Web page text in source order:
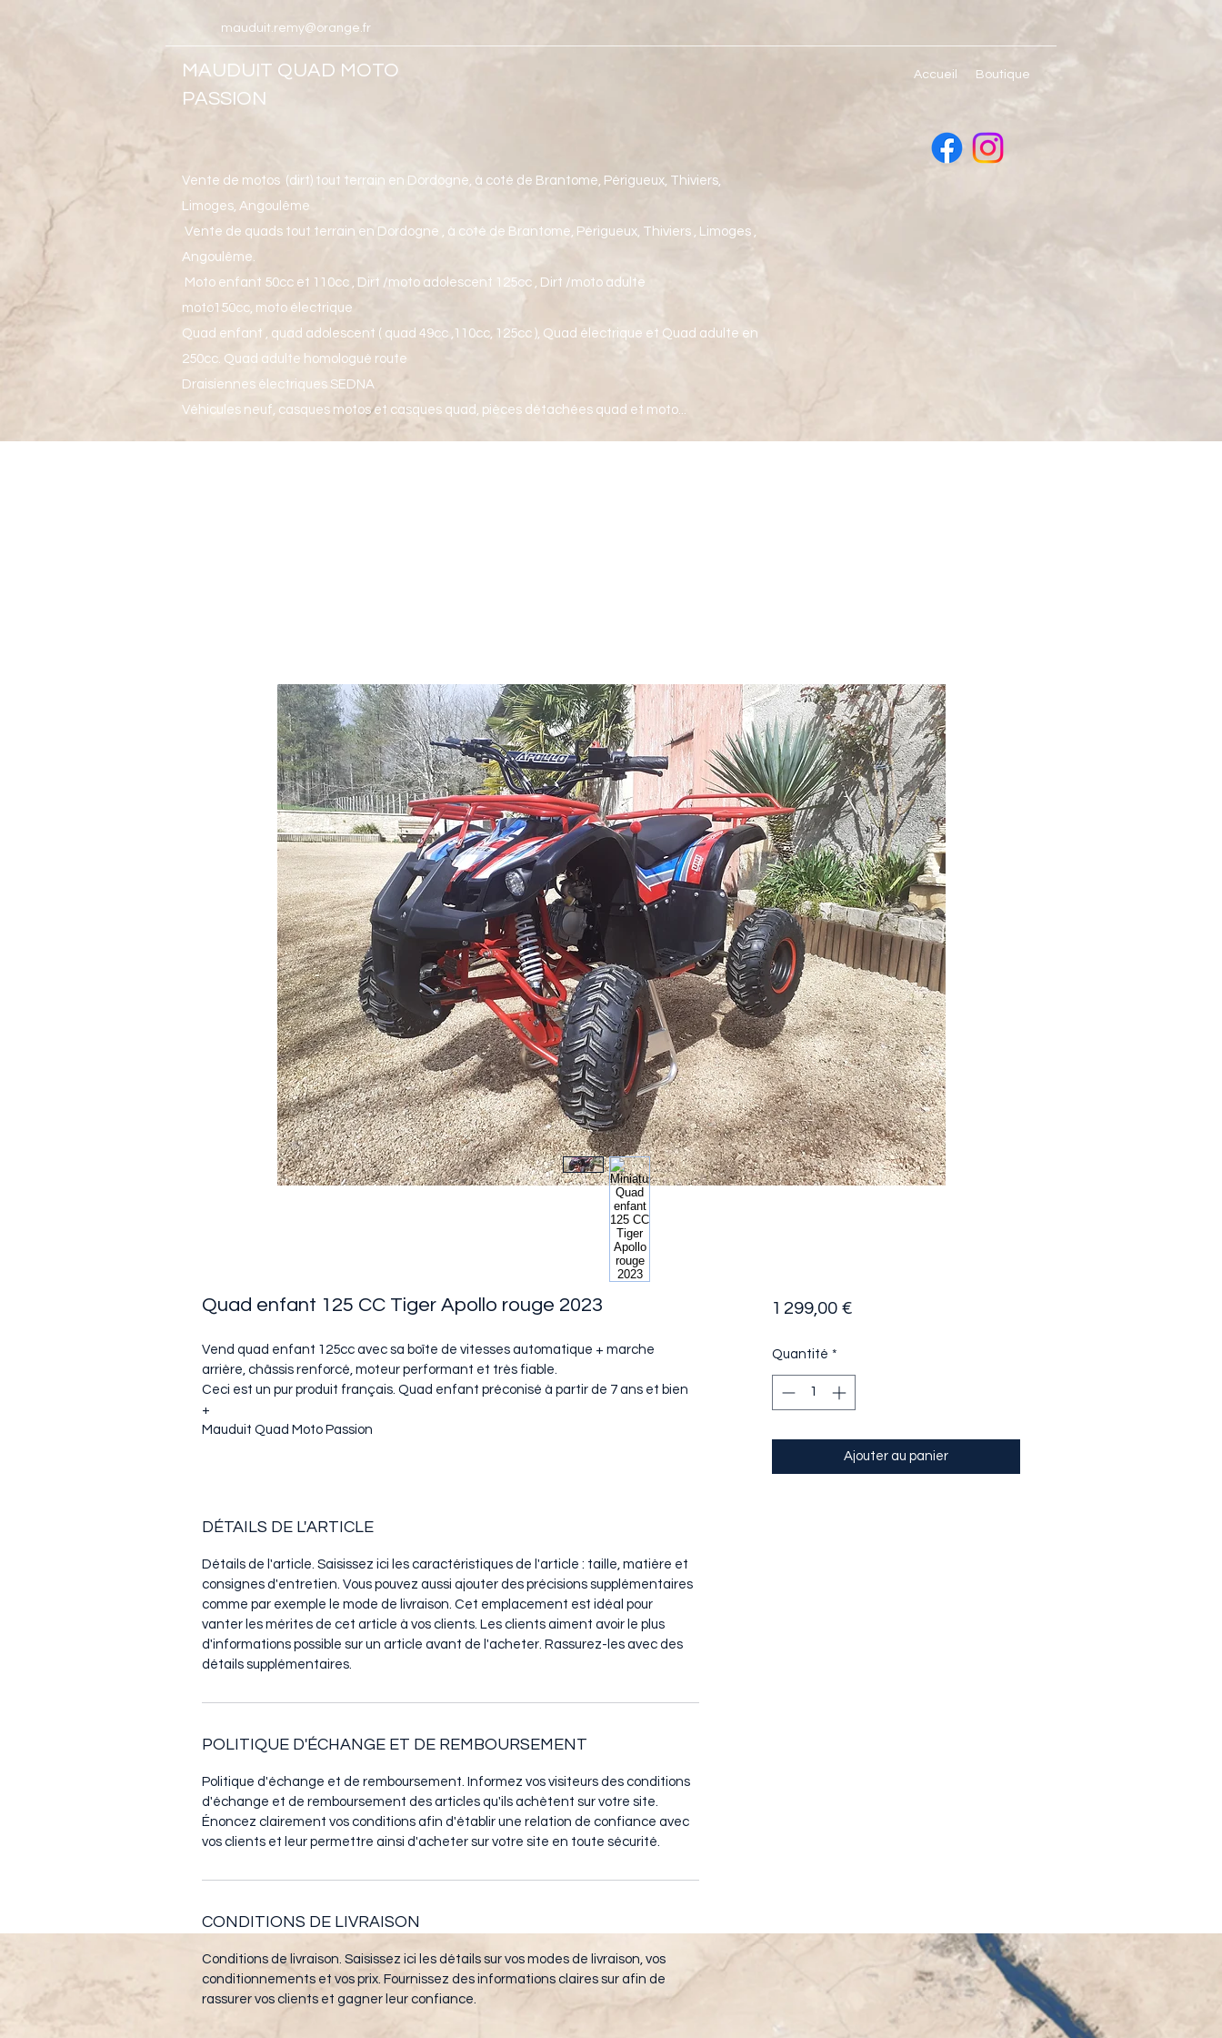
mauduit.remy@orange.fr
MAUDUIT QUAD MOTO
PASSION
Accueil Boutique
Vente de motos (dirt) tout terrain en Dordogne, à coté de Brantome, Périgueux, Thiviers,
Limoges, Angoulême
Vente de quads tout terrain en Dordogne , à coté de Brantome, Périgueux, Thiviers , Limoges ,
Angoulême.
Moto enfant 50cc et 110cc , Dirt /moto adolescent 125cc , Dirt /moto adulte
moto150cc, moto électrique
Quad enfant , quad adolescent ( quad 49cc ,110cc, 125cc ), Quad électrique et Quad adulte en
250cc. Quad adulte homologué route
Draisiennes électriques SEDNA
Véhicules neuf, casques motos et casques quad, pièces détachées quad et moto...
Quad enfant 125 CC Tiger Apollo rouge 2023
Vend quad enfant 125cc avec sa boîte de vitesses automatique + marche
arrière, châssis renforcé, moteur performant et très fiable.
Ceci est un pur produit français. Quad enfant préconisé à partir de 7 ans et bien
+
Mauduit Quad Moto Passion
DÉTAILS DE L'ARTICLE
Détails de l'article. Saisissez ici les caractéristiques de l'article : taille, matière et
consignes d'entretien. Vous pouvez aussi ajouter des précisions supplémentaires
comme par exemple le mode de livraison. Cet emplacement est idéal pour
vanter les mérites de cet article à vos clients. Les clients aiment avoir le plus
d'informations possible sur un article avant de l'acheter. Rassurez-les avec des
détails supplémentaires.
POLITIQUE D'ÉCHANGE ET DE REMBOURSEMENT
Politique d'échange et de remboursement. Informez vos visiteurs des conditions
d'échange et de remboursement des articles qu'ils achètent sur votre site.
Énoncez clairement vos conditions afin d'établir une relation de confiance avec
vos clients et leur permettre ainsi d'acheter sur votre site en toute sécurité.
CONDITIONS DE LIVRAISON
Conditions de livraison. Saisissez ici les détails sur vos modes de livraison, vos
conditionnements et vos prix. Fournissez des informations claires sur afin de
rassurer vos clients et gagner leur confiance.
1 299,00 €Prix
Quantité *
Ajouter au panier